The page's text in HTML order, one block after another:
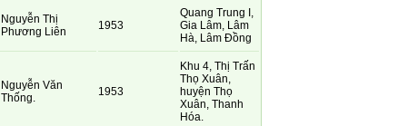
Nguyễn Thị
Phương Liên
1953
Quang Trung I,
Gia Lâm, Lâm
Hà, Lâm Đồng
Nguyễn Văn
Thống.
1953
Khu 4, Thị Trấn
Thọ Xuân,
huyện Thọ
Xuân, Thanh
Hóa.